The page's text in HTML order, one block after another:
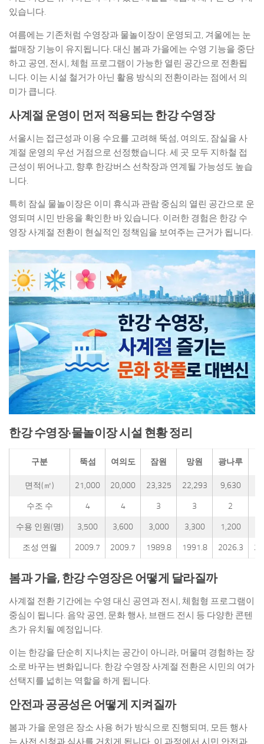
있습니다.
여름에는 기존처럼 수영장과 물놀이장이 운영되고, 겨울에는 눈
썰매장 기능이 유지됩니다. 대신 봄과 가을에는 수영 기능을 중단
하고 공연, 전시, 체험 프로그램이 가능한 열린 공간으로 전환됩
니다. 이는 시설 철거가 아닌 활용 방식의 전환이라는 점에서 의
미가 큽니다.
사계절 운영이 먼저 적용되는 한강 수영장
서울시는 접근성과 이용 수요를 고려해 뚝섬, 여의도, 잠실을 사
계절 운영의 우선 거점으로 선정했습니다. 세 곳 모두 지하철 접
근성이 뛰어나고, 향후 한강버스 선착장과 연계될 가능성도 높습
니다.
특히 잠실 물놀이장은 이미 휴식과 관람 중심의 열린 공간으로 운
영되며 시민 반응을 확인한 바 있습니다. 이러한 경험은 한강 수
영장 사계절 전환이 현실적인 정책임을 보여주는 근거가 됩니다.
한강 수영장·물놀이장 시설 현황 정리
구분 뚝섬 여의도 잠원 망원 광나루
면적(㎡) 21,000 20,000 23,325 22,293 9,630
수조 수 4 4 3 3 2
수용 인원(명) 3,500 3,600 3,000 3,300 1,200
조성 연월 2009.7 2009.7 1989.8 1991.8 2026.3
봄과 가을, 한강 수영장은 어떻게 달라질까
사계절 전환 기간에는 수영 대신 공연과 전시, 체험형 프로그램이
중심이 됩니다. 음악 공연, 문화 행사, 브랜드 전시 등 다양한 콘텐
츠가 유치될 예정입니다.
이는 한강을 단순히 지나치는 공간이 아니라, 머물며 경험하는 장
소로 바꾸는 변화입니다. 한강 수영장 사계절 전환은 시민의 여가
선택지를 넓히는 역할을 하게 됩니다.
안전과 공공성은 어떻게 지켜질까
봄과 가을 운영은 장소 사용 허가 방식으로 진행되며, 모든 행사
는 사전 신청과 심사를 거치게 됩니다. 이 과정에서 시민 안전과